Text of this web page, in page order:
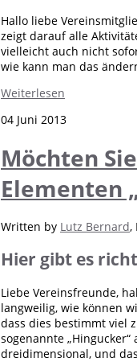
Hallo liebe
zeigt darauf alle
vielleicht auch nicht
wie kann man das
Weiterlesen
04 Juni 2013
Möchten
Elementen
Written by Lutz Bernard,
Hier gibt es
Liebe Vereinsfreunde,
langweilig, wie können
dass dies bestimmt viel
sogenannte
dreidimensional, und